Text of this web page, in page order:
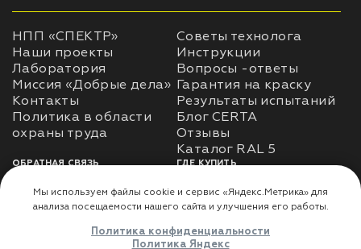
НПП «СПЕКТР»
Наши проекты
Лаборатория
Миссия «Добрые дела»
Контакты
Политика в области
Советы технолога
Инструкции
Вопросы -ответы
Гарантия на краску
Результаты испытаний
Блог CERTA
Отзывы
Каталог RAL 5
ОБРАТНАЯ СВЯЗЬ
Использование
использования личных
ГДЕ КУПИТЬ
Доставка
Где купить